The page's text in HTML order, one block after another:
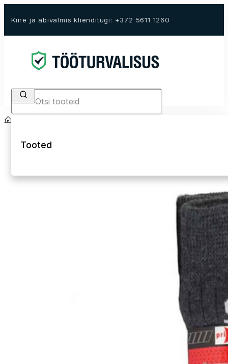
Kiire ja abivalmis klienditugi: +372 5611 1260
Search
Tooted
Avaleht